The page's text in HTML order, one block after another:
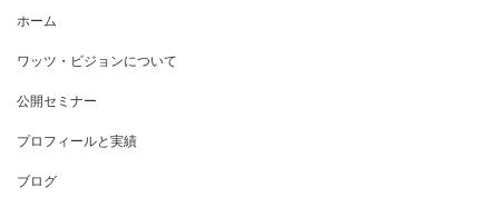
ホーム
ワッツ・ビジョンについて
公開セミナー
プロフィールと実績
ブログ